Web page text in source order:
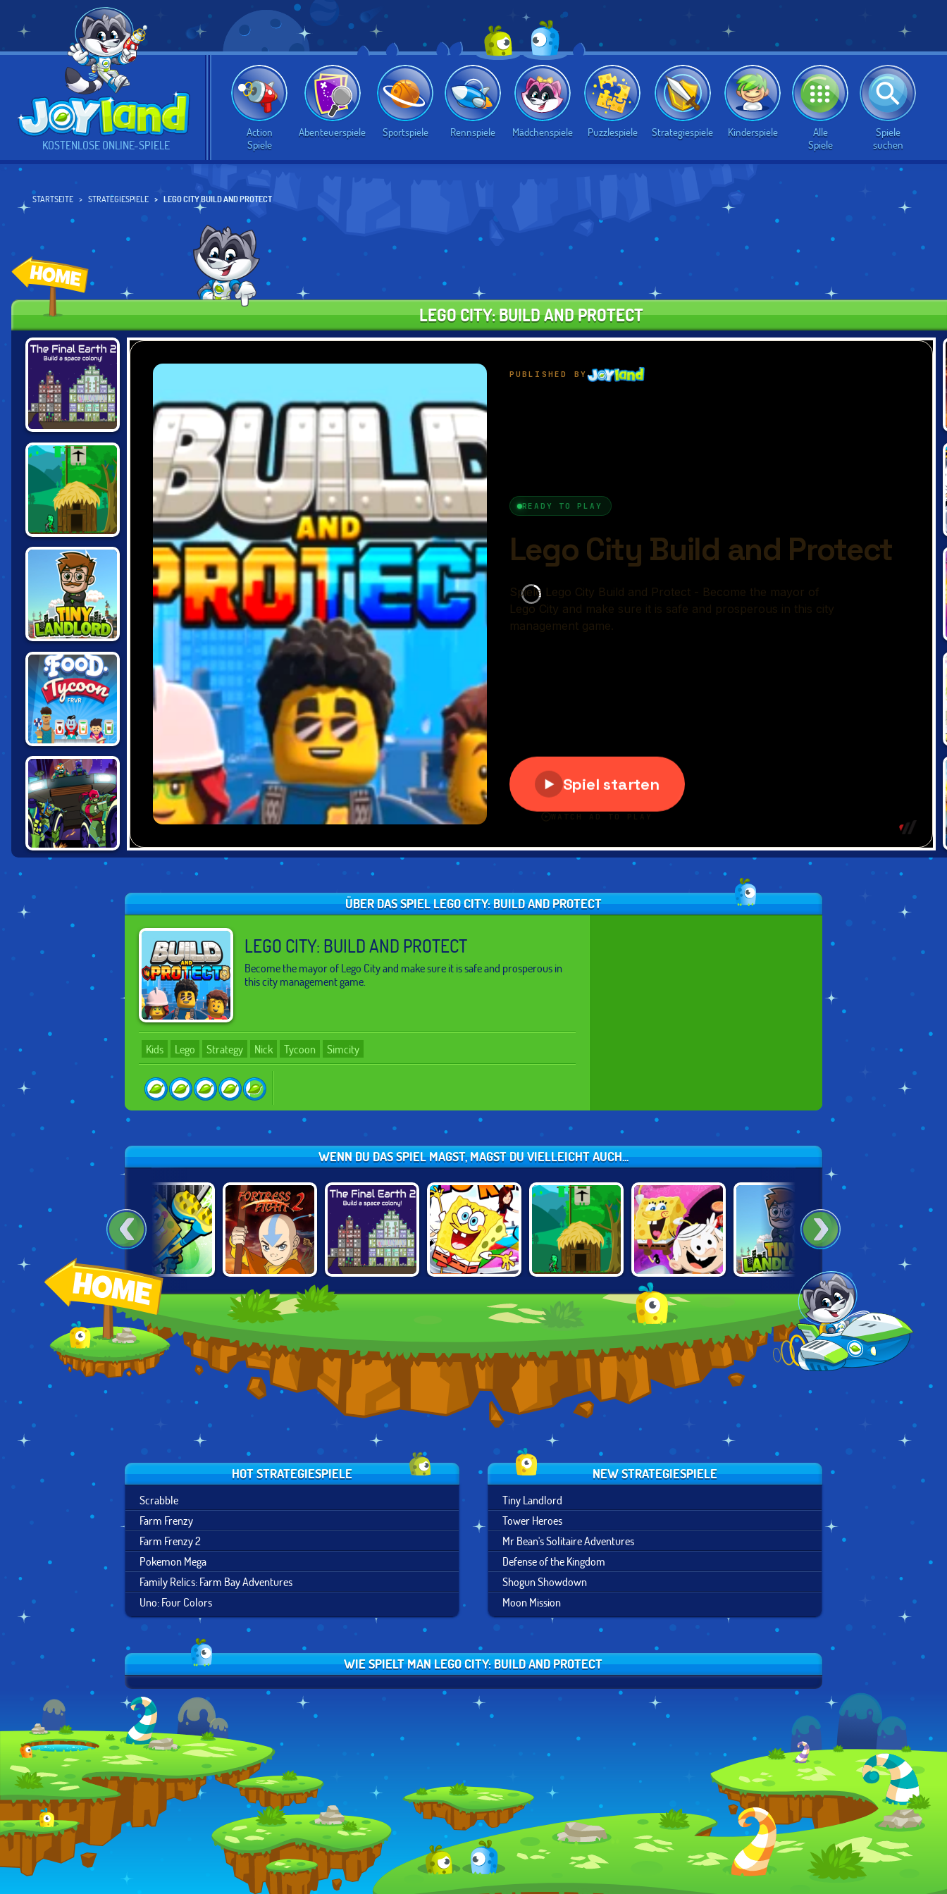
KOSTENLOSE ONLINE-SPIELE
Action
Spiele
Abenteuerspiele Sportspiele Rennspiele Mädchenspiele Puzzlespiele Strategiespiele Kinderspiele
Alle
Spiele
Spiele
suchen
STARTSEITE STRATEGIESPIELE LEGO CITY BUILD AND PROTECT
LEGO CITY: BUILD AND PROTECT
THE FINAL
EARTH 2
A CASTLE FOR
TROLLS
TINY LANDLORD
FOOD TYCOON
FRVR
NINJA TURTLES
ÜBER DAS SPIEL LEGO CITY: BUILD AND PROTECT
LEGO CITY: BUILD AND PROTECT
Become the mayor of Lego City and make sure it is safe and prosperous in
this city management game.
Kids Lego Strategy Nick Tycoon Simcity
WENN DU DAS SPIEL MAGST, MAGST DU VIELLEICHT AUCH...
LEGO NINJAGO
TRAINING
NICK SOCCER
STARS 2
AVATAR:
FORTRESS FIGHT
2
TROLLS
NICK BLOCK
PARTY 3
TINY LANDLORD
SPONGEBOB'S
ADVENTURE
HOT STRATEGIESPIELE
Scrabble
Farm Frenzy
Farm Frenzy 2
Pokemon Mega
Family Relics: Farm Bay Adventures
Uno: Four Colors
NEW STRATEGIESPIELE
Tiny Landlord
Tower Heroes
Mr Bean's Solitaire Adventures
Defense of the Kingdom
Shogun Showdown
Moon Mission
WIE SPIELT MAN LEGO CITY: BUILD AND PROTECT